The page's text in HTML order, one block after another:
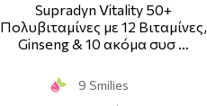
Supradyn Vitality 50+
Πολυβιταμίνες με 12 Βιταμίνες,
Ginseng & 10 ακόμα συσ …
9 Smilies